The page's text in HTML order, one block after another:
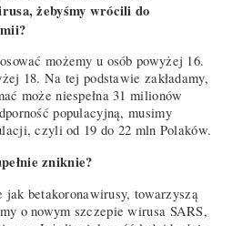
żebyśmy wrócili do
możemy u osób powyżej 16.
18. Na tej podstawie zakładamy,
może niespełna 31 milionów
populacyjną, musimy
czyli od 19 do 22 mln Polaków.
zniknie?
betakoronawirusy, towarzyszą
o nowym szczepie wirusa SARS,